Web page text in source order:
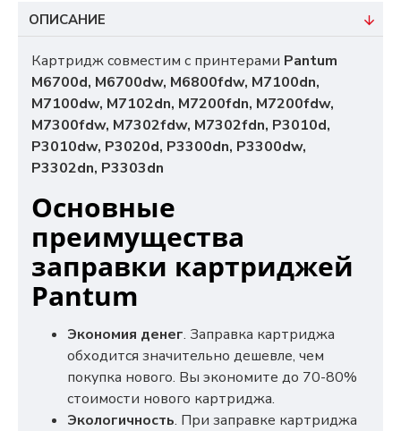
ОПИСАНИЕ
Картридж совместим с принтерами Pantum
M6700d, M6700dw, M6800fdw, M7100dn,
M7100dw, M7102dn, M7200fdn, M7200fdw,
M7300fdw, M7302fdw, M7302fdn, P3010d,
P3010dw, P3020d, P3300dn, P3300dw,
P3302dn, P3303dn
Основные
преимущества
заправки картриджей
Pantum
Экономия денег. Заправка картриджа
обходится значительно дешевле, чем
покупка нового. Вы экономите до 70-80%
стоимости нового картриджа.
Экологичность. При заправке картриджа